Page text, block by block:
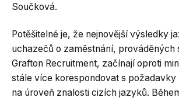
Součková.
Potěšitelné je, že nejnovější výsledky
uchazečů o zaměstnání, prováděných
Grafton Recruitment, začínají oproti
stále více korespondovat s požadavky
na úroveň znalosti cizích jazyků.